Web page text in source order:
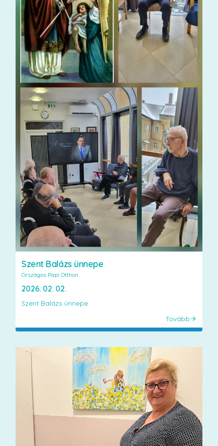
Szent Balázs ünnepe
Országos Papi Otthon
2026. 02. 02.
Szent Balázs ünnepe
Tovább